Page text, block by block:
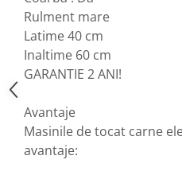
Motopompe
Accesorii pentru irigatii
Furtunuri
Hidrofoare
Pompe de apa de suprafata
Pompe recirculare
Pompe submersibile
Sisteme de irigat si stropit
Rulment mare
Latime 40 cm
Inaltime 60 cm
GARANTIE 2 ANI!
Avantaje
Masinile de tocat carne
avantaje: